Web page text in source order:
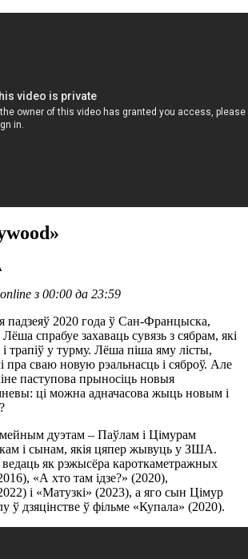
з 00:00 да 23:59
2020 года ў Сан-Францыска,
спрабуе захаваць сувязь з сябрам, які
і трапіў у турму. Лёша піша яму лісты,
пра сваю новую рэальнасць і сяброў. Але
паступова прыносіць новыя
ці можна адначасова жыць новым і
дуэтам – Паўлам і Цімурам
і сынам, якія цяпер жывуць у ЗША.
як рэжысёра кароткаметражных
«А хто там ідзе?» (2020),
і «Матузкі» (2023), а яго сын Цімур
ў дзяцінстве ў фільме «Купала» (2020).